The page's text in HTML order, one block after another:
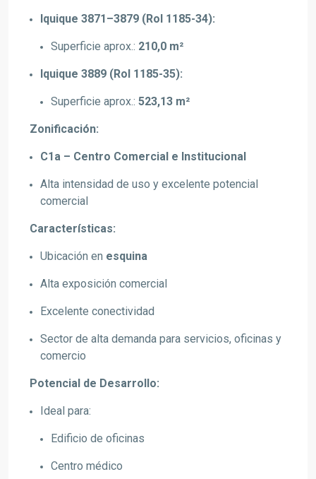
Iquique 3871–3879 (Rol 1185-34):
Superficie aprox.: 210,0 m²
Iquique 3889 (Rol 1185-35):
Superficie aprox.: 523,13 m²
Zonificación:
C1a – Centro Comercial e Institucional
Alta intensidad de uso y excelente potencial
comercial
Características:
Ubicación en esquina
Alta exposición comercial
Excelente conectividad
Sector de alta demanda para servicios, oficinas y
comercio
Potencial de Desarrollo:
Ideal para:
Edificio de oficinas
Centro médico